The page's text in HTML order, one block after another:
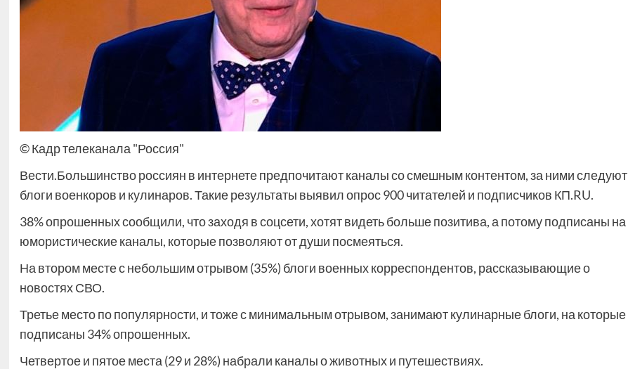
© Кадр телеканала "Россия"
Вести.Большинство россиян в интернете предпочитают каналы со смешным контентом, за ними следуют
блоги военкоров и кулинаров. Такие результаты выявил опрос 900 читателей и подписчиков КП.RU.
38% опрошенных сообщили, что заходя в соцсети, хотят видеть больше позитива, а потому подписаны на
юмористические каналы, которые позволяют от души посмеяться.
На втором месте с небольшим отрывом (35%) блоги военных корреспондентов, рассказывающие о
новостях СВО.
Третье место по популярности, и тоже с минимальным отрывом, занимают кулинарные блоги, на которые
подписаны 34% опрошенных.
Четвертое и пятое места (29 и 28%) набрали каналы о животных и путешествиях.